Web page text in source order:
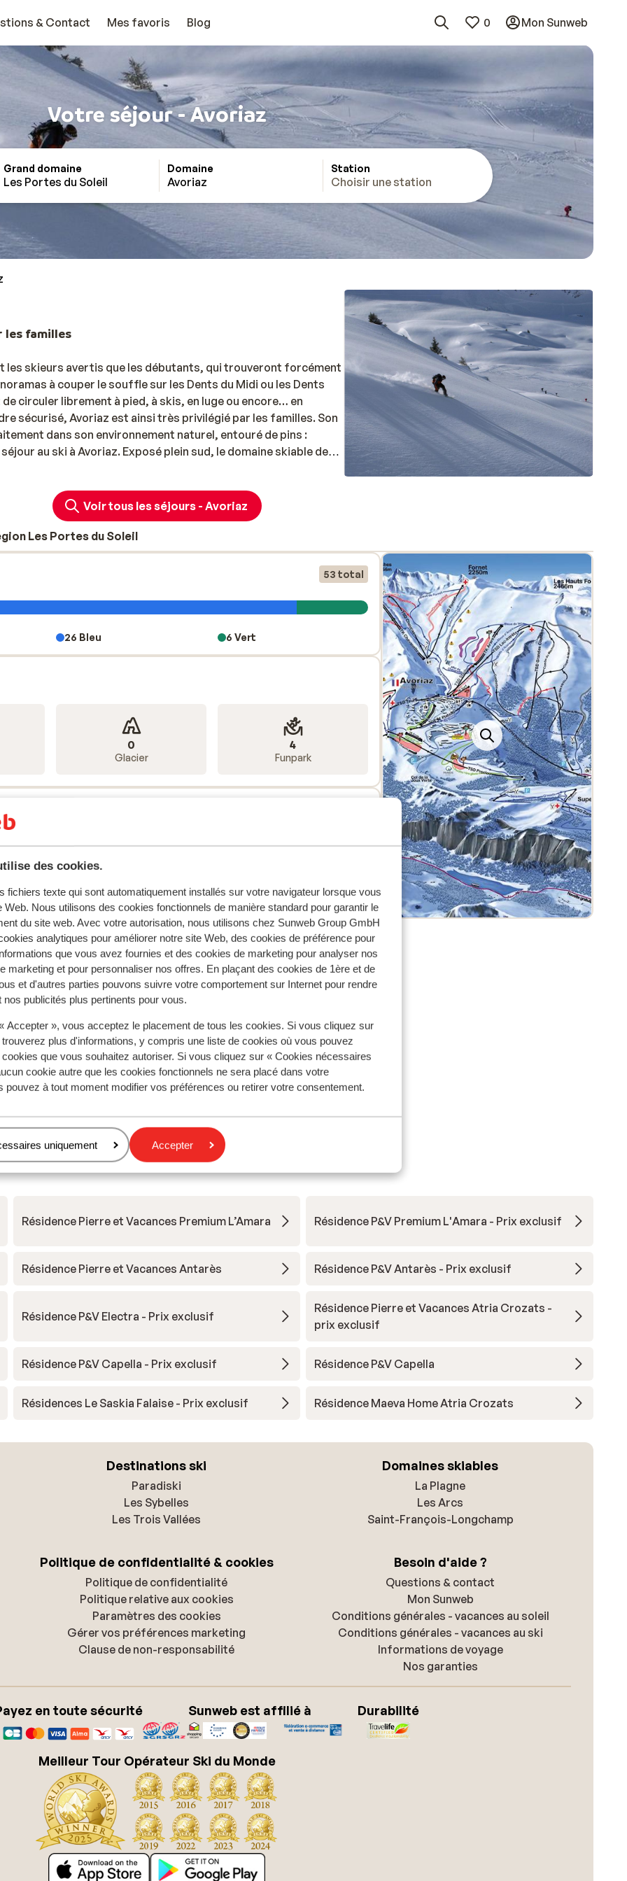
des cookies.
fichiers texte qui sont automatiquement installés sur votre navigateur lorsque vous
Web. Nous utilisons des cookies fonctionnels de manière standard pour garantir le
du site web. Avec votre autorisation, nous utilisons chez Sunweb Group GmbH
analytiques pour améliorer notre site Web, des cookies de préférence pour
que vous avez fournies et des cookies de marketing pour analyser nos
marketing et pour personnaliser nos offres. En plaçant des cookies de 1ère et de
et d'autres parties pouvons suivre votre comportement sur Internet pour rendre
nos publicités plus pertinents pour vous.
Accepter », vous acceptez le placement de tous les cookies. Si vous cliquez sur
plus d'informations, y compris une liste de cookies où vous pouvez
que vous souhaitez autoriser. Si vous cliquez sur « Cookies nécessaires
cookie autre que les cookies fonctionnels ne sera placé dans votre
pouvez à tout moment modifier vos préférences ou retirer votre consentement.
uniquement Accepter
& Contact Mes favoris Blog 0 Mon Sunweb
Votre séjour - Avoriaz
Grand domaine
Les Portes du Soleil
Domaine
Avoriaz
Station
Choisir une station
les familles
les skieurs avertis que les débutants, qui trouveront forcément
à couper le souffle sur les Dents du Midi ou les Dents
circuler librement à pied, à skis, en luge ou encore… en
sécurisé, Avoriaz est ainsi très privilégié par les familles. Son
dans son environnement naturel, entouré de pins :
au ski à Avoriaz. Exposé plein sud, le domaine skiable des
skiable, Avoriaz comblera chaque skieur. À
aussi accès au domaine des Portes du Soleil et de ses 600
ski à Avoriaz entre amis, en couple ou en
pour vos vacances au ski à Avoriaz : un large choix
vous attend. Un grand appartement sera l’idéal si vous venez
sont inclus.
profiter au maximum des joies de la glisse grâce à son altitude
le Mur Suisse : l’une des pistes les plus difficiles
activités hors ski comme la balade en chiens de traîneau, le
Aquariaz de 2 400 m² est à ne pas manquer. chacun
Voir tous les séjours - Avoriaz
Les Portes du Soleil
53 total
26 Bleu 6 Vert
0
Glacier
4
Funpark
Télésièges Téléskis
Voir tous les séjours - Avoriaz
Résidence Pierre et Vacances Premium L’Amara Résidence P&V Premium L'Amara - Prix exclusif
Résidence Pierre et Vacances Antarès Résidence P&V Antarès - Prix exclusif
Résidence P&V Electra - Prix exclusif
Résidence Pierre et Vacances Atria Crozats -
prix exclusif
Résidence P&V Capella - Prix exclusif Résidence P&V Capella
Résidences Le Saskia Falaise - Prix exclusif Résidence Maeva Home Atria Crozats
Destinations ski
Paradiski
Les Sybelles
Les Trois Vallées
Domaines skiables
La Plagne
Les Arcs
Saint-François-Longchamp
Politique de confidentialité & cookies
Politique de confidentialité
Politique relative aux cookies
Paramètres des cookies
Gérer vos préférences marketing
Clause de non-responsabilité
Besoin d'aide ?
Questions & contact
Mon Sunweb
Conditions générales - vacances au soleil
Conditions générales - vacances au ski
Informations de voyage
Nos garanties
en toute sécurité Sunweb est affilié à Durabilité
Meilleur Tour Opérateur Ski du Monde